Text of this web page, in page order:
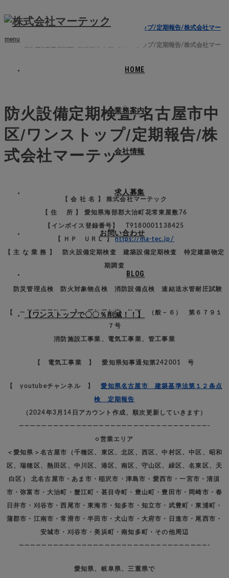
menu
HOME
業務案内
会社情報
求人募集
お問い合わせ
BLOG
【ワンストップで〇〇％削減！！】
ブログ
防火設備定期検査/名古屋市中区/ワンストップ/定期報告/株式会社マー
防火設備定期検査/名古屋市中区/ワンストップ/定期報告/株式会社マー
防火設備定期検査/名古屋市中
区/ワンストップ/定期報告/株
式会社マーテック
【 会 社 名 】 株式会社マーテック
【 住 所 】 愛知県海部郡大治町花常東屋敷76
【インボイス登録番号】 T9180001138425
【 ＨＰ ＵＲＬ 】https://ma-tec.jp/
【 主 な 業 務 】 防火設備定期検査 建築設備定期検査 特定建築物定
期調査
防災管理点検 防火対象物点検 消防設備点検 連結送水管耐圧試験
【 一般建築業許可 】 愛知県知事 許可 （般－６） 第６７９１
７号
消防施設工事業、電気工事業、管工事業
【 電気工事業 】 愛知県知事通知第242001 号
【 youtubeチャンネル 】愛知県名古屋市 建築基準法第１２条点
検 定期報告
（2024年3月14日アカウント作成、順次更新していきます）
—————————————————————————————————-
○営業エリア
＜愛知県＞名古屋市（千種区、東区、北区、西区、中村区、中区、昭和
区、瑞穂区、熱田区、中川区、港区、南区、守山区、緑区、名東区、天
白区） 北名古屋市・あま市・稲沢市・津島市・愛西市・一宮市・清須
市・弥富市・大治町・蟹江町・甚目寺町・豊山町・豊田市・岡崎市・春
日井市・刈谷市・西尾市・東海市・知多市・知立市・武豊町・東浦町・
蒲郡市・江南市・常滑市・半田市・犬山市・大府市・日進市・尾西市・
安城市・刈谷市・美浜町・南知多町・その他周辺
—————————————————————————————————-
愛知県、岐阜県、三重県で